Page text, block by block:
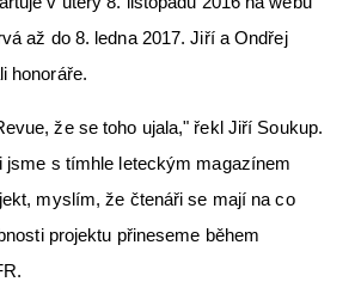
až do 8. ledna 2017. Jiří a Ondřej
honoráře.
že se toho ujala," řekl Jiří Soukup.
jsme s tímhle leteckým magazínem
myslím, že čtenáři se mají na co
projektu přineseme během